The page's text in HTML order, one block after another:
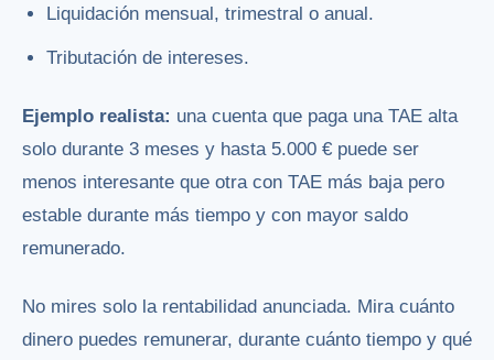
Liquidación mensual, trimestral o anual.
Tributación de intereses.
Ejemplo realista: una cuenta que paga una TAE alta
solo durante 3 meses y hasta 5.000 € puede ser
menos interesante que otra con TAE más baja pero
estable durante más tiempo y con mayor saldo
remunerado.
No mires solo la rentabilidad anunciada. Mira cuánto
dinero puedes remunerar, durante cuánto tiempo y qué